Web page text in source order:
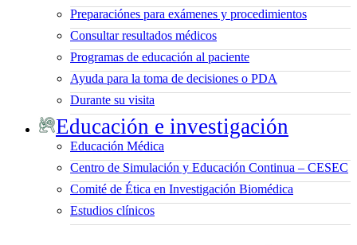
Preparaciónes para exámenes y procedimientos
Consultar resultados médicos
Programas de educación al paciente
Ayuda para la toma de decisiones o PDA
Durante su visita
Educación e investigación
Educación Médica
Centro de Simulación y Educación Continua – CESEC
Comité de Ética en Investigación Biomédica
Estudios clínicos